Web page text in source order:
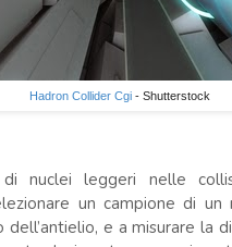
Hadron Collider Cgi - Shutterstock
di nuclei leggeri nelle
un campione di
e a misurare la